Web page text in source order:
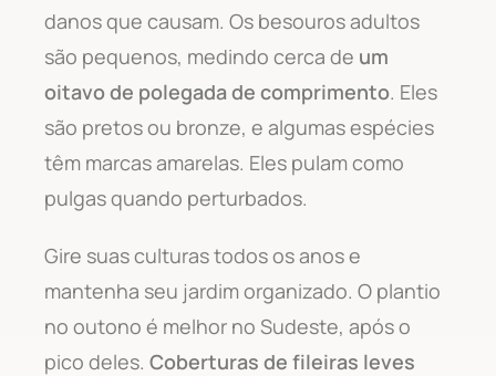
danos que causam. Os besouros adultos
são pequenos, medindo cerca de um
oitavo de polegada de comprimento. Eles
são pretos ou bronze, e algumas espécies
têm marcas amarelas. Eles pulam como
pulgas quando perturbados.
Gire suas culturas todos os anos e
mantenha seu jardim organizado. O plantio
no outono é melhor no Sudeste, após o
pico deles. Coberturas de fileiras leves